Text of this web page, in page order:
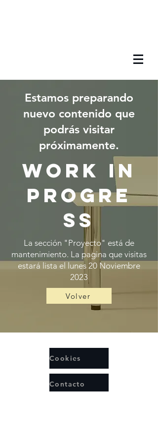
Estamos preparando
nuevo contenido que
podrás visitar
próximamente.
work in
progre
ss
La sección "Proyecto" está de
mantenimiento. La pagina que visitas
estará lista el lunes 20 Noviembre
2023
Volver
Cookies
Contacto